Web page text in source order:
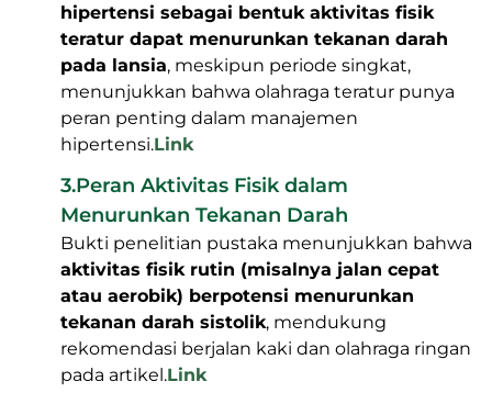
hipertensi sebagai bentuk aktivitas fisik
teratur dapat menurunkan tekanan darah
pada lansia, meskipun periode singkat,
menunjukkan bahwa olahraga teratur punya
peran penting dalam manajemen
hipertensi.Link
3.Peran Aktivitas Fisik dalam
Menurunkan Tekanan Darah
Bukti penelitian pustaka menunjukkan bahwa
aktivitas fisik rutin (misalnya jalan cepat
atau aerobik) berpotensi menurunkan
tekanan darah sistolik, mendukung
rekomendasi berjalan kaki dan olahraga ringan
pada artikel.Link